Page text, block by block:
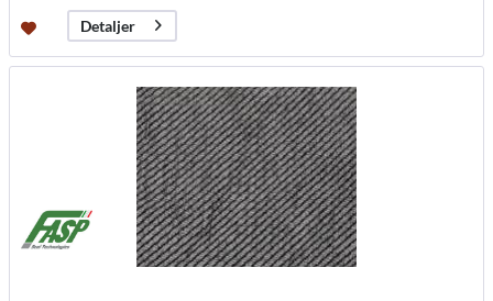
Detaljer